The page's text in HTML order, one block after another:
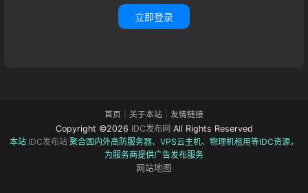
立即登录
首页 关于本站 友情链接
Copyright ©2026 IDC发布网All Rights Reserved
本站 IDC发布站 聚合国内外高防服务器、VPS云主机、物理机租用等IDC资源，
为服务商提供广告发布服务
网站地图